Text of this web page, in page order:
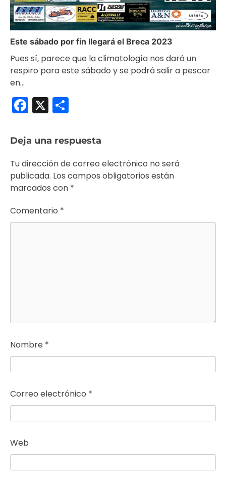
Este sábado por fin llegará el Breca 2023
Pues sí, parece que la climatología nos dará un
respiro para este sábado y se podrá salir a pescar
en…
Facebook
X
Deja una respuesta
Tu dirección de correo electrónico no será
publicada. Los campos obligatorios están
marcados con *
Comentario *
Nombre *
Correo electrónico *
Web